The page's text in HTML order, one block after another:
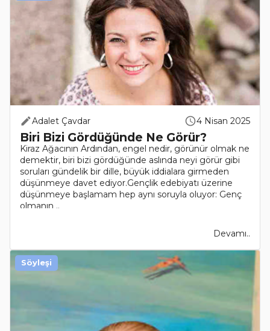
Adalet Çavdar 4 Nisan 2025
Biri Bizi Gördüğünde Ne Görür?
Kiraz Ağacının Ardından, engel nedir, görünür olmak ne
demektir, biri bizi gördüğünde aslında neyi görür gibi
soruları gündelik bir dille, büyük iddialara girmeden
düşünmeye davet ediyor.Gençlik edebiyatı üzerine
düşünmeye başlamam hep aynı soruyla oluyor: Genç
olmanın ..
Devamı..
Söyleşi